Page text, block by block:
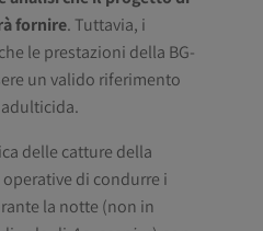
fornire. Tuttavia, i
le prestazioni della BG-
un valido riferimento
delle catture della
di condurre i
la notte (non in